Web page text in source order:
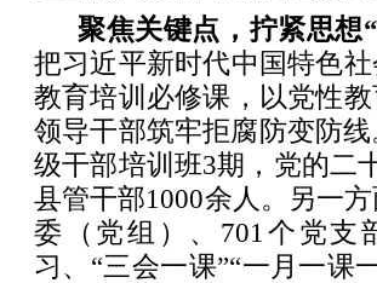
聚焦关键点，拧紧思想“
把习近平新时代中国特色
教育培训必修课，以党性
领导干部筑牢拒腐防变防
级干部培训班3期，党的二
县管干部1000余人。另一
委（党组）、701个党支
习、“三会一课”“一月一课